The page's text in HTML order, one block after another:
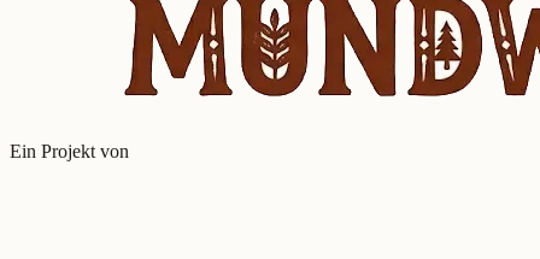
Ein Projekt von